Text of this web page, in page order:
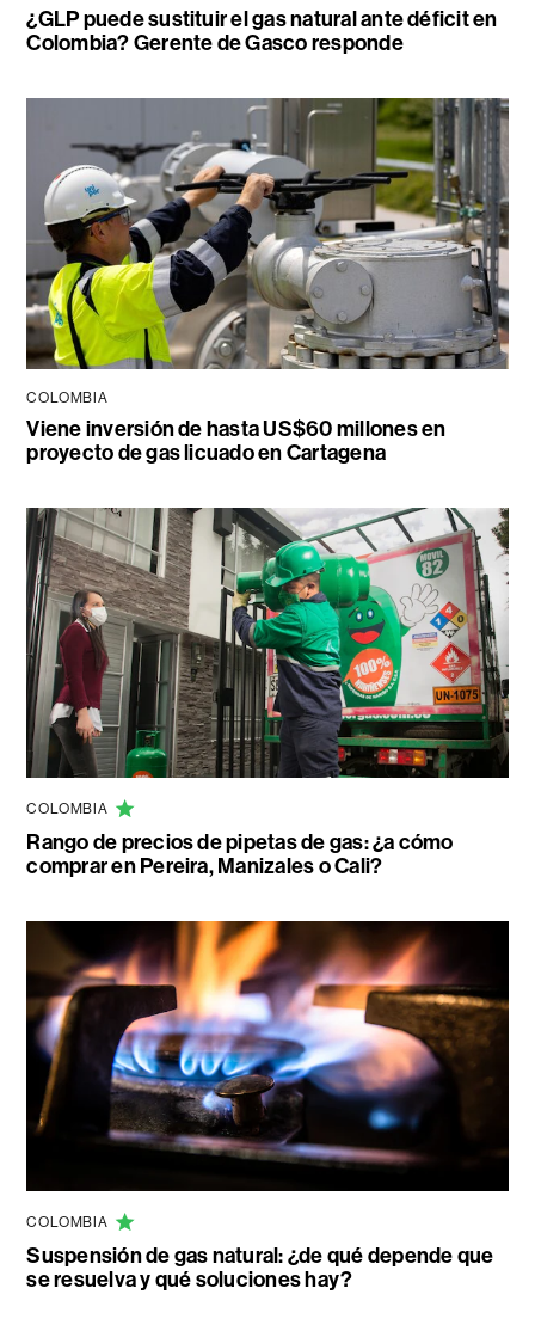
¿GLP puede sustituir el gas natural ante déficit en
Colombia? Gerente de Gasco responde
COLOMBIA
Viene inversión de hasta US$60 millones en
proyecto de gas licuado en Cartagena
COLOMBIA
Rango de precios de pipetas de gas: ¿a cómo
comprar en Pereira, Manizales o Cali?
COLOMBIA
Suspensión de gas natural: ¿de qué depende que
se resuelva y qué soluciones hay?